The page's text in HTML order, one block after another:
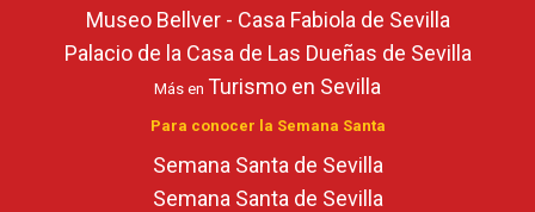
Museo Bellver - Casa Fabiola de Sevilla
Palacio de la Casa de Las Dueñas de Sevilla
Más en Turismo en Sevilla
Para conocer la Semana Santa
Semana Santa de Sevilla
Semana Santa de Sevilla